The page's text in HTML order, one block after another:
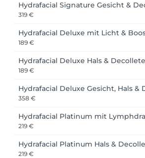
Hydrafacial Signature Gesicht &
319 €
Hydrafacial Deluxe mit Licht &
189 €
Hydrafacial Deluxe Hals &
189 €
Hydrafacial Deluxe Gesicht, Hals
358 €
Hydrafacial Platinum mit
219 €
Hydrafacial Platinum Hals &
219 €